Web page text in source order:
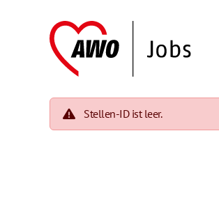
Stellen-ID ist leer.